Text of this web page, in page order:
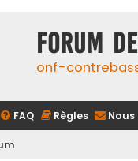
FORUM
onf-
FAQ Règles